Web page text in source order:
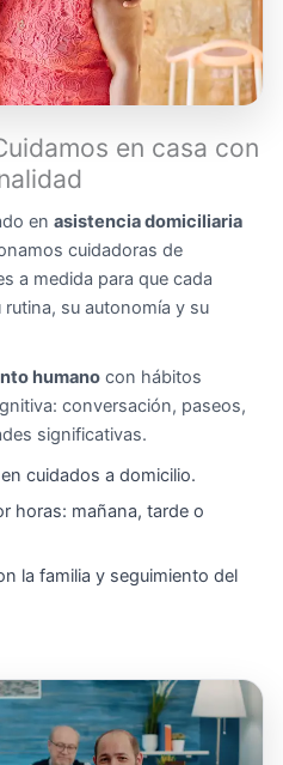
en casa con
en asistencia domiciliaria
cuidadoras de
a medida para que cada
su autonomía y su
humano con hábitos
conversación, paseos,
significativas.
cuidados a domicilio.
horas: mañana, tarde o
la familia y seguimiento del